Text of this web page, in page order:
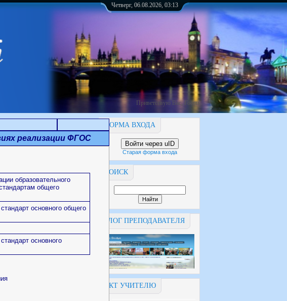
Четверг, 06.08.2026, 03:13
Приветствую Вас, Гость
ФОРМА ВХОДА
Войти через uID
Старая форма входа
ПОИСК
БЛОГ ПРЕПОДАВАТЕЛЯ
ИКТ УЧИТЕЛЮ
реализации ФГОС
образовательного
общего
основного общего
основного